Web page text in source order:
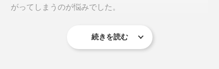
これは、気持ちいい！
がってしまうのが悩みでした。
でも、『指圧らくだ』なら、大きいアーチが、首とアタ
続きを読む